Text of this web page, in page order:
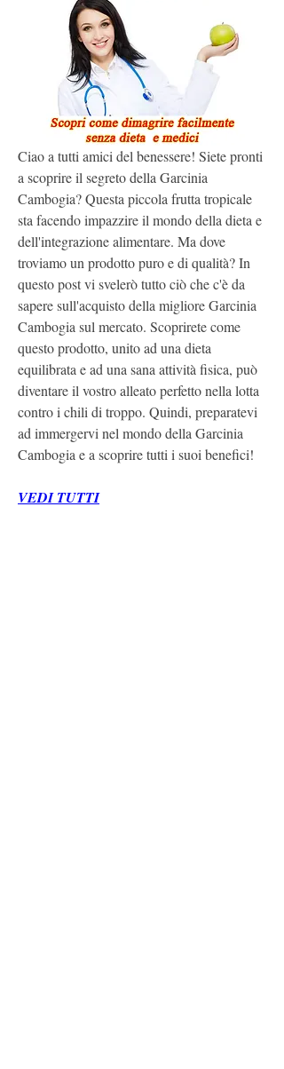
Ciao a tutti amici del benessere! Siete pronti
a scoprire il segreto della Garcinia
Cambogia? Questa piccola frutta tropicale
sta facendo impazzire il mondo della dieta e
dell'integrazione alimentare. Ma dove
troviamo un prodotto puro e di qualità? In
questo post vi svelerò tutto ciò che c'è da
sapere sull'acquisto della migliore Garcinia
Cambogia sul mercato. Scoprirete come
questo prodotto, unito ad una dieta
equilibrata e ad una sana attività fisica, può
diventare il vostro alleato perfetto nella lotta
contro i chili di troppo. Quindi, preparatevi
ad immergervi nel mondo della Garcinia
Cambogia e a scoprire tutti i suoi benefici!
VEDI TUTTI